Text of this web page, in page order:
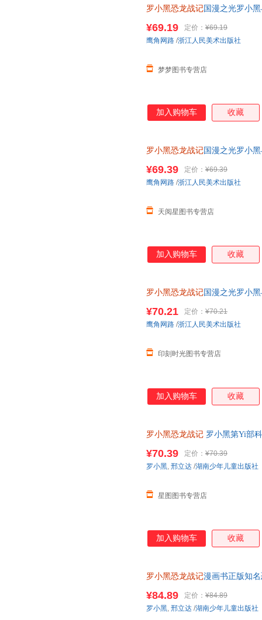
罗小黑恐龙战记 国漫之光罗小
¥69.19 定价： ¥69.19
梦梦图书专营店
鹰角网路 /浙江人民美术出版社
加入购物车 收藏
罗小黑恐龙战记 国漫之光罗小
¥69.39 定价： ¥69.39
天阅星图书专营店
鹰角网路 /浙江人民美术出版社
加入购物车 收藏
罗小黑恐龙战记 国漫之光罗小
¥70.21 定价： ¥70.21
印刻时光图书专营店
鹰角网路 /浙江人民美术出版社
加入购物车 收藏
罗小黑恐龙战记 罗小黑第Yi部
¥70.39 定价： ¥70.39
星图图书专营店
罗小黑, 邢立达 /湖南少年儿童出版社
加入购物车 收藏
罗小黑恐龙战记漫画书正版知
¥84.89 定价： ¥84.89
罗小黑, 邢立达 /湖南少年儿童出版社